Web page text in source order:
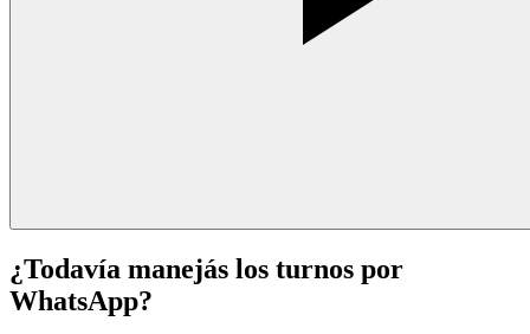
¿Todavía manejás los turnos por
WhatsApp?